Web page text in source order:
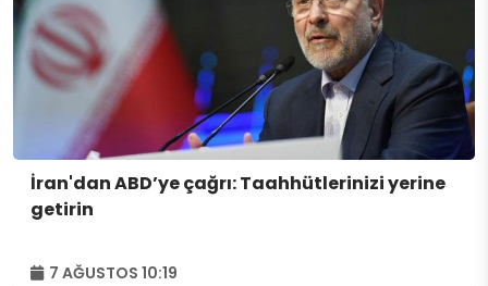
İran'dan ABD’ye çağrı: Taahhütlerinizi yerine
getirin
7 AĞUSTOS 10:19